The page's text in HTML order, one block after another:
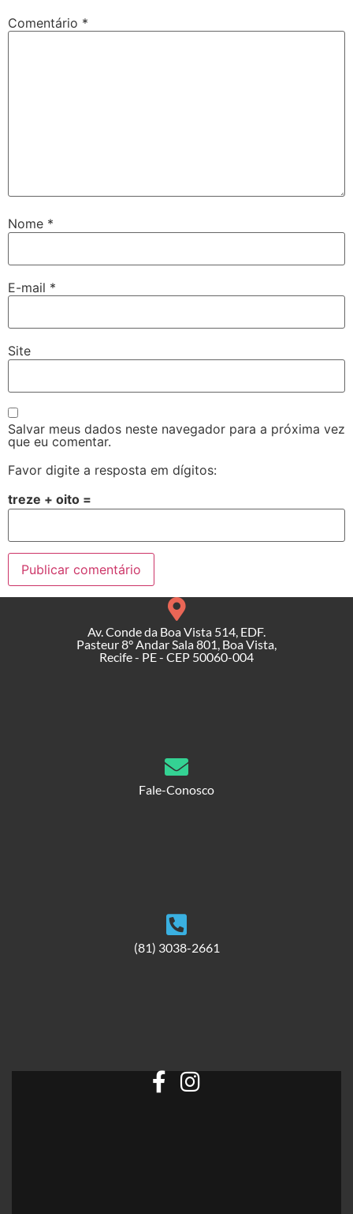
Comentário *
Nome *
E-mail *
Site
Salvar meus dados neste navegador para a próxima vez
que eu comentar.
Favor digite a resposta em dígitos:
treze + oito =
Av. Conde da Boa Vista 514, EDF.
Pasteur 8° Andar Sala 801, Boa Vista,
Recife - PE - CEP 50060-004
Fale-Conosco
(81) 3038-2661